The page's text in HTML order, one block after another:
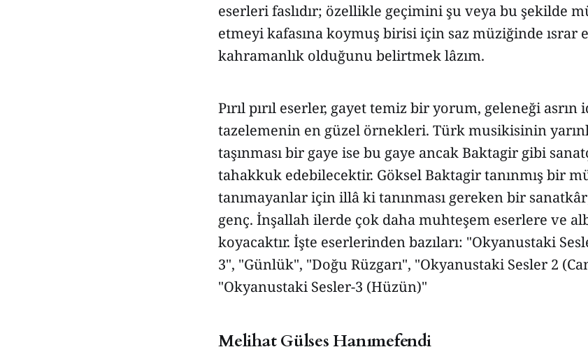
eserleri faslıdır; özellikle geçimini şu veya bu şekilde
etmeyi kafasına koymuş birisi için saz müziğinde
kahramanlık olduğunu belirtmek lâzım.
Pırıl pırıl eserler, gayet temiz bir yorum, geleneği
tazelemenin en güzel örnekleri. Türk musikisinin
taşınması bir gaye ise bu gaye ancak Baktagir gibi
tahakkuk edebilecektir. Göksel Baktagir tanınmış bir
tanımayanlar için illâ ki tanınması gereken bir
genç. İnşallah ilerde çok daha muhteşem eserlere ve
koyacaktır. İşte eserlerinden bazıları: "Okyanustaki
3", "Günlük", "Doğu Rüzgarı", "Okyanustaki Sesler 2
"Okyanustaki Sesler-3 (Hüzün)"
Melihat Gülses Hanımefendi